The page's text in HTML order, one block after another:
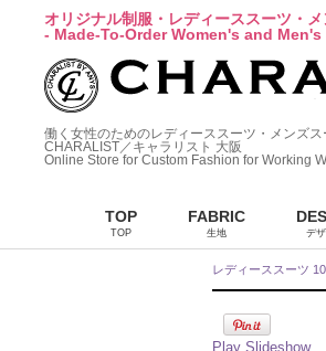
オリジナル制服・レディーススーツ・
- Made-To-Order Women's and
働く女性のためのレディーススーツ・メンズ
CHARALIST／キャラリスト 大阪
Online Store for Custom Fashion for Working
TOP
TOP
FABRIC
生地 デ
レディーススーツ
Play Slideshow